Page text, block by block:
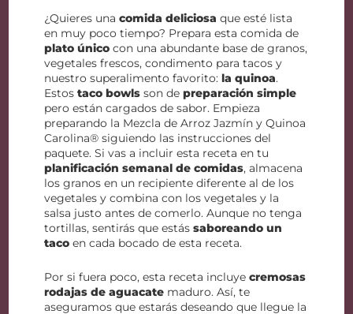
¿Quieres unacomida deliciosa que esté lista
en muy poco tiempo? Prepara esta comida de
plato único con una abundante base de granos,
vegetales frescos, condimento para tacos y
nuestro superalimento favorito:la quinoa.
Estostaco bowls son depreparación simple
pero están cargados de sabor. Empieza
preparando la Mezcla de Arroz Jazmín y Quinoa
Carolina® siguiendo las instrucciones del
paquete. Si vas a incluir esta receta en tu
planificación semanal de comidas, almacena
los granos en un recipiente diferente al de los
vegetales y combina con los vegetales y la
salsa justo antes de comerlo. Aunque no tenga
tortillas, sentirás que estássaboreando un
taco en cada bocado de esta receta.
Por si fuera poco, esta receta incluyecremosas
rodajas de aguacate maduro. Así, te
aseguramos que estarás deseando que llegue la